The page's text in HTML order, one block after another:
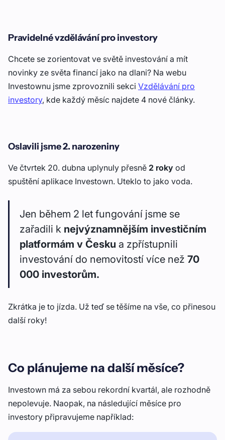
Pravidelné vzdělávání pro investory
Chcete se zorientovat ve světě investování a mít
novinky ze světa financí jako na dlani? Na webu
Investownu jsme zprovoznili sekci Vzdělávání pro
investory, kde každý měsíc najdete 4 nové články.
Oslavili jsme 2. narozeniny
Ve čtvrtek 20. dubna uplynuly přesně 2 roky od
spuštění aplikace Investown. Uteklo to jako voda.
Jen během 2 let fungování jsme se
zařadili k nejvýznamnějším investičním
platformám v Česku a zpřístupnili
investování do nemovitostí více než 70
000 investorům.
Zkrátka je to jízda. Už teď se těšíme na vše, co přinesou
další roky!
Co plánujeme na další měsíce?
Investown má za sebou rekordní kvartál, ale rozhodně
nepolevuje. Naopak, na následující měsíce pro
investory připravujeme například: